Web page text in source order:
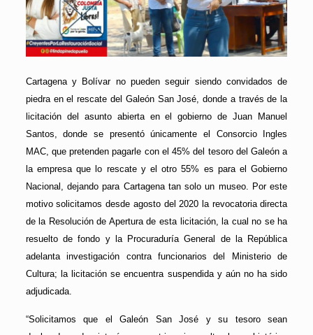
Cartagena y Bolívar no pueden seguir siendo convidados de
piedra en el rescate del Galeón San José, donde a través de la
licitación del asunto abierta en el gobierno de Juan Manuel
Santos, donde se presentó únicamente el Consorcio Ingles
MAC, que pretenden pagarle con el 45% del tesoro del Galeón a
la empresa que lo rescate y el otro 55% es para el Gobierno
Nacional, dejando para Cartagena tan solo un museo. Por este
motivo solicitamos desde agosto del 2020 la revocatoria directa
de la Resolución de Apertura de esta licitación, la cual no se ha
resuelto de fondo y la Procuraduría General de la República
adelanta investigación contra funcionarios del Ministerio de
Cultura; la licitación se encuentra suspendida y aún no ha sido
adjudicada.
“Solicitamos que el Galeón San José y su tesoro sean